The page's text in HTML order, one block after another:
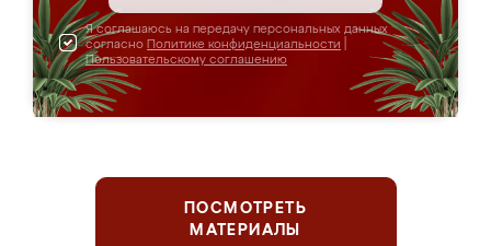
Я соглашаюсь на передачу персональных данных
согласно Политике конфиденциальности
Пользовательскому соглашению
ПОСМОТРЕТЬ
МАТЕРИАЛЫ